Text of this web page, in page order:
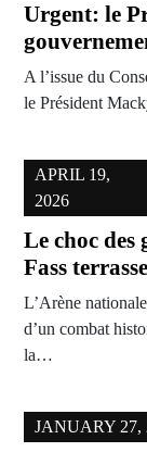
Urgent: le
A l’issue du
le Président
APRIL 19,
2026
Le choc
Fass
L’Arène
d’un combat
la…
JANUARY 27,